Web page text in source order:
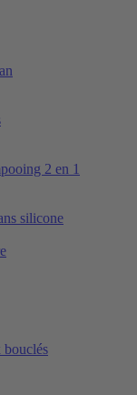
2 en 1
silicone
bouclés